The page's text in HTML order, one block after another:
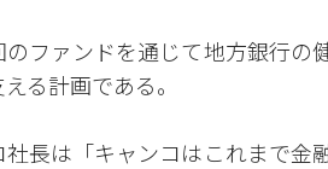
ファンドを通じて地方銀行
る計画である。
長は「キャンコはこれまで